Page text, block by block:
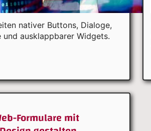
nativer Buttons, Dialoge,
und ausklappbarer Widgets.
Formulare mit